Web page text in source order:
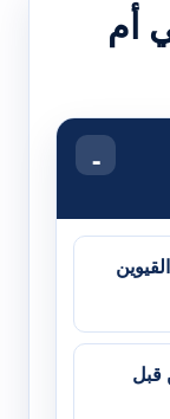
أم
قبل